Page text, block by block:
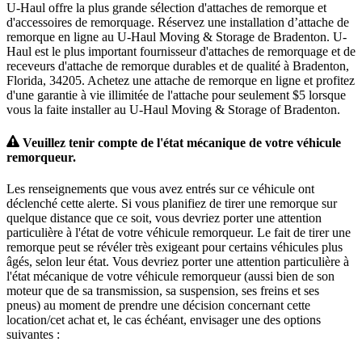
U-Haul offre la plus grande sélection d'attaches de remorque et
d'accessoires de remorquage. Réservez une installation d’attache de
remorque en ligne au U-Haul Moving & Storage de Bradenton. U-
Haul est le plus important fournisseur d'attaches de remorquage et de
receveurs d'attache de remorque durables et de qualité à Bradenton,
Florida, 34205. Achetez une attache de remorque en ligne et profitez
d'une garantie à vie illimitée de l'attache pour seulement $5 lorsque
vous la faite installer au U-Haul Moving & Storage of Bradenton.
Veuillez tenir compte de l'état mécanique de votre véhicule
remorqueur.
Les renseignements que vous avez entrés sur ce véhicule ont
déclenché cette alerte. Si vous planifiez de tirer une remorque sur
quelque distance que ce soit, vous devriez porter une attention
particulière à l'état de votre véhicule remorqueur. Le fait de tirer une
remorque peut se révéler très exigeant pour certains véhicules plus
âgés, selon leur état. Vous devriez porter une attention particulière à
l'état mécanique de votre véhicule remorqueur (aussi bien de son
moteur que de sa transmission, sa suspension, ses freins et ses
pneus) au moment de prendre une décision concernant cette
location/cet achat et, le cas échéant, envisager une des options
suivantes :